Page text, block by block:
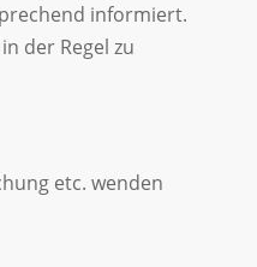
informiert.
der Regel zu
etc. wenden